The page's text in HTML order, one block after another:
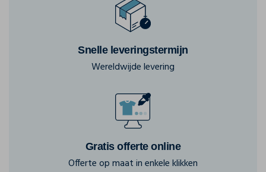
Snelle leveringstermijn
Wereldwijde levering
Gratis offerte online
Offerte op maat in enkele klikken